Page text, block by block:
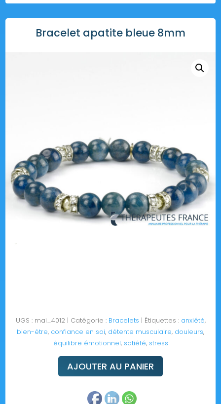
Bracelet apatite bleue 8mm
UGS : mai_4012 Catégorie : Bracelets Étiquettes : anxiété,
bien-être, confiance en soi, détente musculaire, douleurs,
équilibre émotionnel, satiété, stress
AJOUTER AU PANIER